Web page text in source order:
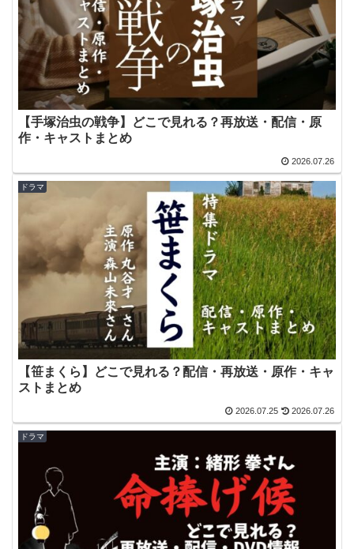
【手塚治虫の戦争】どこで見れる？再放送・配信・原
作・キャストまとめ
2026.07.26
ドラマ
【笹まくら】どこで見れる？配信・再放送・原作・キャ
ストまとめ
2026.07.25 2026.07.26
ドラマ